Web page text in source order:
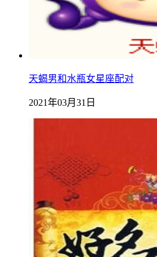
天蝎男和水瓶女星座配对
2021年03月31日